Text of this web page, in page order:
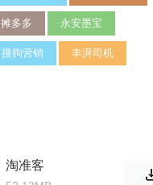
摊多多 永安墨宝
搜狗营销 丰湃司机
淘准客